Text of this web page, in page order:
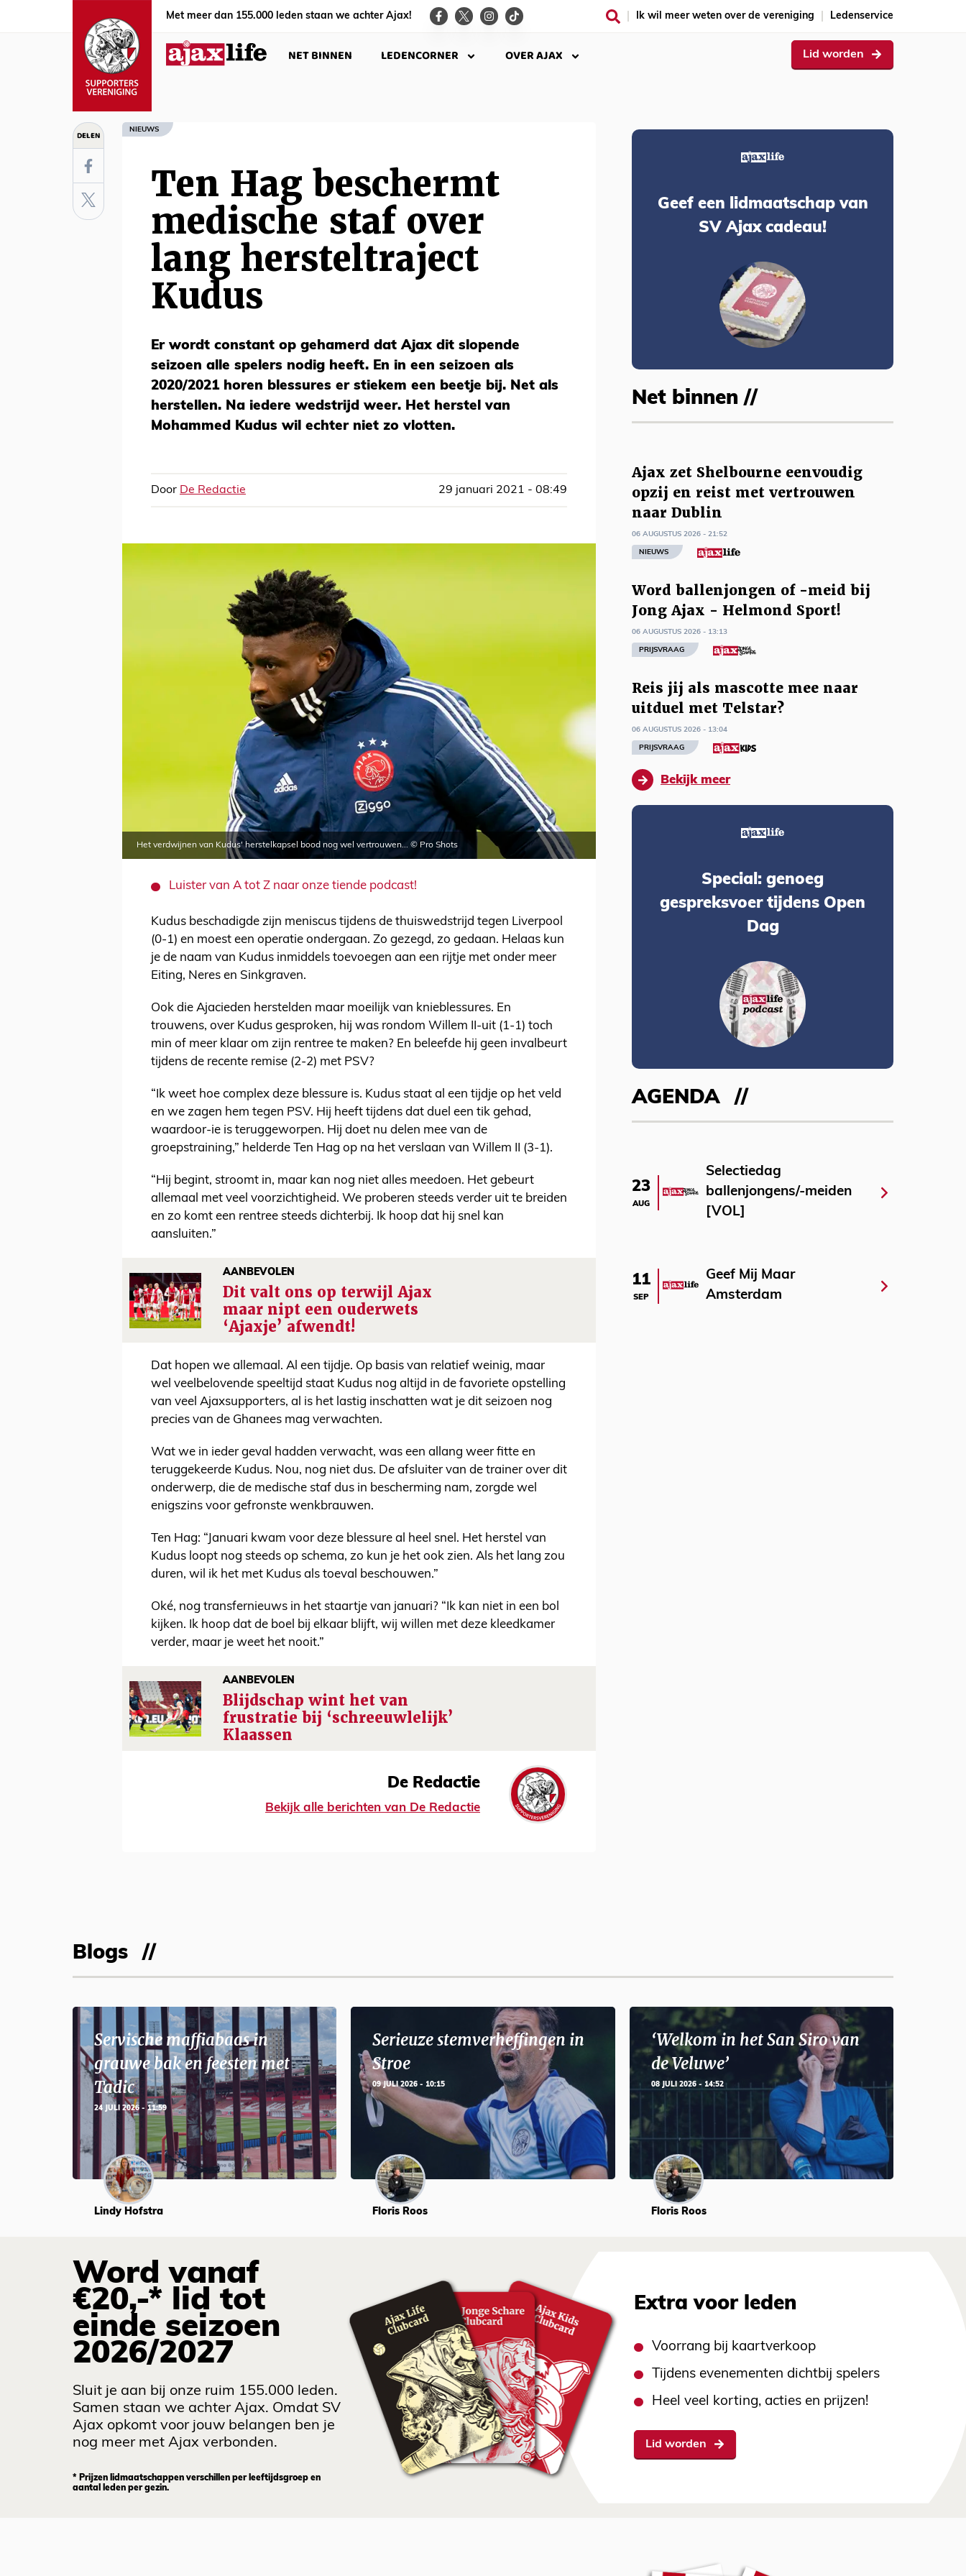
Met meer dan 155.000 leden staan we achter Ajax! Ik wil meer weten over de vereniging Ledenservice
NET BINNEN LEDENCORNER OVER AJAX Lid worden
DELEN NIEUWS
Ten Hag beschermt
medische staf over
lang hersteltraject
Kudus
Er wordt constant op gehamerd dat Ajax dit slopende
seizoen alle spelers nodig heeft. En in een seizoen als
2020/2021 horen blessures er stiekem een beetje bij. Net als
herstellen. Na iedere wedstrijd weer. Het herstel van
Mohammed Kudus wil echter niet zo vlotten.
Door De Redactie 29 januari 2021 - 08:49
Het verdwijnen van Kudus' herstelkapsel bood nog wel vertrouwen... © Pro Shots
Luister van A tot Z naar onze tiende podcast!
Kudus beschadigde zijn meniscus tijdens de thuiswedstrijd tegen Liverpool
(0-1) en moest een operatie ondergaan. Zo gezegd, zo gedaan. Helaas kun
je de naam van Kudus inmiddels toevoegen aan een rijtje met onder meer
Eiting, Neres en Sinkgraven.
Ook die Ajacieden herstelden maar moeilijk van knieblessures. En
trouwens, over Kudus gesproken, hij was rondom Willem II-uit (1-1) toch
min of meer klaar om zijn rentree te maken? En beleefde hij geen invalbeurt
tijdens de recente remise (2-2) met PSV?
“Ik weet hoe complex deze blessure is. Kudus staat al een tijdje op het veld
en we zagen hem tegen PSV. Hij heeft tijdens dat duel een tik gehad,
waardoor-ie is teruggeworpen. Hij doet nu delen mee van de
groepstraining,” helderde Ten Hag op na het verslaan van Willem II (3-1).
“Hij begint, stroomt in, maar kan nog niet alles meedoen. Het gebeurt
allemaal met veel voorzichtigheid. We proberen steeds verder uit te breiden
en zo komt een rentree steeds dichterbij. Ik hoop dat hij snel kan
aansluiten.”
AANBEVOLEN
Dit valt ons op terwijl Ajax
maar nipt een ouderwets
‘Ajaxje’ afwendt!
Dat hopen we allemaal. Al een tijdje. Op basis van relatief weinig, maar
wel veelbelovende speeltijd staat Kudus nog altijd in de favoriete opstelling
van veel Ajaxsupporters, al is het lastig inschatten wat je dit seizoen nog
precies van de Ghanees mag verwachten.
Wat we in ieder geval hadden verwacht, was een allang weer fitte en
teruggekeerde Kudus. Nou, nog niet dus. De afsluiter van de trainer over dit
onderwerp, die de medische staf dus in bescherming nam, zorgde wel
enigszins voor gefronste wenkbrauwen.
Ten Hag: “Januari kwam voor deze blessure al heel snel. Het herstel van
Kudus loopt nog steeds op schema, zo kun je het ook zien. Als het lang zou
duren, wil ik het met Kudus als toeval beschouwen.”
Oké, nog transfernieuws in het staartje van januari? “Ik kan niet in een bol
kijken. Ik hoop dat de boel bij elkaar blijft, wij willen met deze kleedkamer
verder, maar je weet het nooit.”
AANBEVOLEN
Blijdschap wint het van
frustratie bij ‘schreeuwlelijk’
Klaassen
De Redactie
Bekijk alle berichten van De Redactie
Geef een lidmaatschap van
SV Ajax cadeau!
Net binnen //
Ajax zet Shelbourne eenvoudig
opzij en reist met vertrouwen
naar Dublin
06 AUGUSTUS 2026 - 21:52
NIEUWS
Word ballenjongen of -meid bij
Jong Ajax - Helmond Sport!
06 AUGUSTUS 2026 - 13:13
PRIJSVRAAG
Reis jij als mascotte mee naar
uitduel met Telstar?
06 AUGUSTUS 2026 - 13:04
PRIJSVRAAG
Bekijk meer
Special: genoeg
gespreksvoer tijdens Open
Dag
AGENDA
23
AUG
Selectiedag
ballenjongens/-meiden
[VOL]
11
SEP
Geef Mij Maar
Amsterdam
Blogs
Servische maffiabaas in
grauwe bak en feesten met
Tadic
24 JULI 2026 - 11:59
Lindy Hofstra
Serieuze stemverheffingen in
Stroe
09 JULI 2026 - 10:15
Floris Roos
‘Welkom in het San Siro van
de Veluwe’
08 JULI 2026 - 14:52
Floris Roos
Word vanaf
€20,-* lid tot
einde seizoen
2026/2027
Sluit je aan bij onze ruim 155.000 leden.
Samen staan we achter Ajax. Omdat SV
Ajax opkomt voor jouw belangen ben je
nog meer met Ajax verbonden.
* Prijzen lidmaatschappen verschillen per leeftijdsgroep en
aantal leden per gezin.
Extra voor leden
Voorrang bij kaartverkoop
Tijdens evenementen dichtbij spelers
Heel veel korting, acties en prijzen!
Lid worden